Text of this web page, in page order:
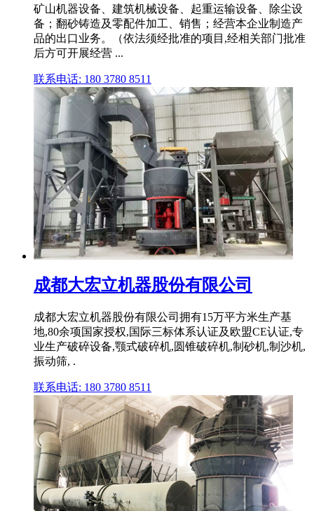
矿山机器设备、建筑机械设备、起重运输设备、除尘设
备；翻砂铸造及零配件加工、销售；经营本企业制造产
品的出口业务。（依法须经批准的项目,经相关部门批准
后方可开展经营 ...
联系电话: 180 3780 8511
成都大宏立机器股份有限公司
成都大宏立机器股份有限公司拥有15万平方米生产基
地,80余项国家授权,国际三标体系认证及欧盟CE认证,专
业生产破碎设备,颚式破碎机,圆锥破碎机,制砂机,制沙机,
振动筛, .
联系电话: 180 3780 8511